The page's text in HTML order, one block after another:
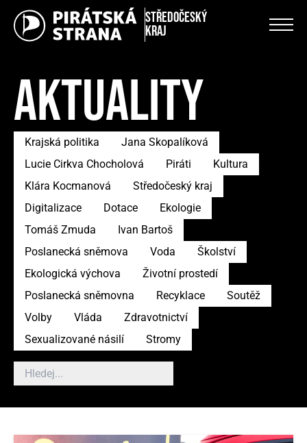
Středočeský
kraj
AKTUALITY
Krajská politika
Jana Skopalíková
Lucie Cirkva Chocholová
Piráti
Kultura
Klára Kocmanová
Středočeský kraj
Digitalizace
Dotace
Ekologie
Tomáš Zmuda
Ivan Bartoš
Poslanecká sněmova
Voda
Školství
Ekologická výchova
Životní prostedí
Poslanecká sněmovna
Recyklace
Soutěž
Volby
Vláda
Zdravotnictví
Sexualizované násilí
Stromy